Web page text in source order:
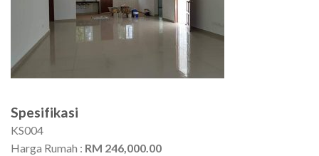
Spesifikasi
KS004
Harga Rumah : RM 246,000.00